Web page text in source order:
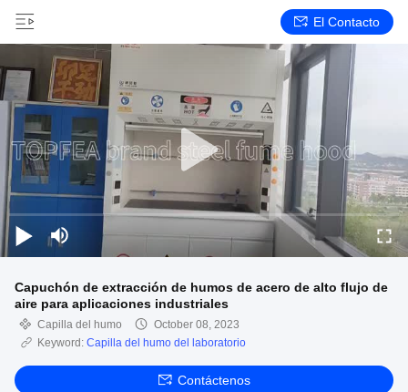
El Contacto
Capuchón de extracción de humos de acero de alto flujo de
aire para aplicaciones industriales
Capilla del humo
October 08, 2023
Keyword: Capilla del humo del laboratorio
Contáctenos